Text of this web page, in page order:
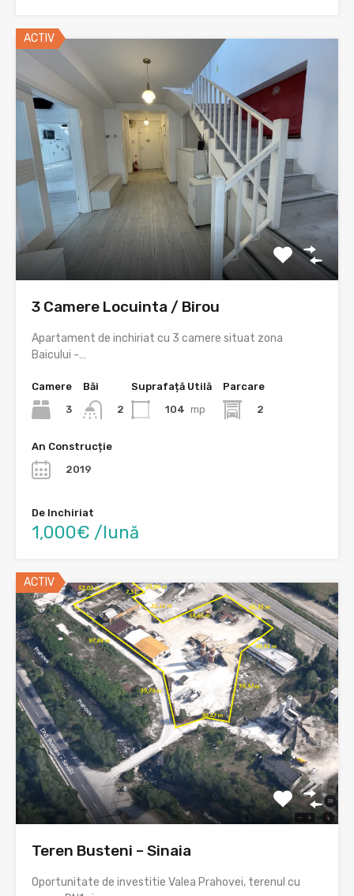
ACTIV
3 Camere Locuinta / Birou
Apartament de inchiriat cu 3 camere situat zona
Baicului -…
Camere
3
Băi
2
Suprafață Utilă
104 mp
Parcare
2
An Construcție
2019
De Inchiriat
1,000€ /lună
ACTIV
Teren Busteni – Sinaia
Oportunitate de investitie Valea Prahovei, terenul cu